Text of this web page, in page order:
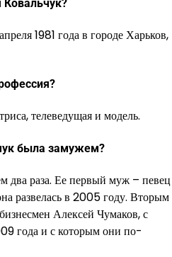
Ковальчук?
1981 года в городе Харьков,
телеведущая и модель.
была замужем?
два раза. Ее первый муж – певец
развелась в 2005 году. Вторым
Алексей Чумаков, с
года и с которым они по-